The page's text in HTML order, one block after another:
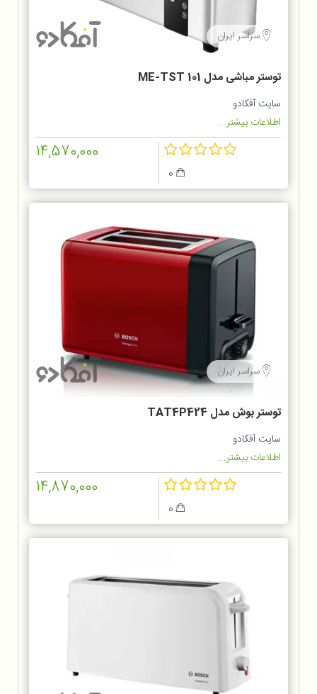
سراسر ایران
توستر مباشی مدل ME-TST 101
سایت آفکادو
اطلاعات بیشتر...
14,570,000
سراسر ایران
توستر بوش مدل TAT4P424
سایت آفکادو
اطلاعات بیشتر...
14,870,000